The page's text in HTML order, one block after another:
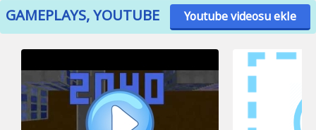
GAMEPLAYS, YOUTUBE Youtube videosu ekle